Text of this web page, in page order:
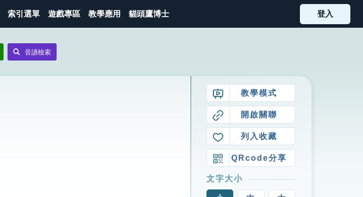
索引選單 遊戲專區 教學應用 貓頭鷹博士 登入
音讀檢索
教學模式
開啟關聯
列入收藏
QRcode分享
文字大小